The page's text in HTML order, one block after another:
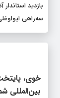
بازدید
سه‌راهی
خوی،
بین‌المللی